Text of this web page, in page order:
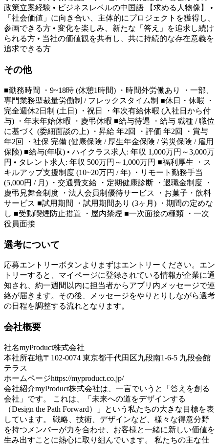
政策立案経験 • ビジネスレベルの中国語 【求める人物像】 •
「社会価値」に向き合い、主体的にプロジェクトを獲得し、
参画できる方 • 変化を楽しみ、新たな「答え」を追求し続け
られる方 • 当社の価値観を共有し、共に持続的な存在意義を
追求できる方
その他
■勤務時間 ・9~18時 (休憩1時間) ・時間外労働あり ・一部、
専門業務型裁量労働制 / フレックスタイム制 ■休日・休暇 ・
完全週休2日制 (土日) ・祝日 ・年次有給休暇 (入社日から付
与) ・年末年始休暇 ・慶弔休暇 ■給与待遇 ・給与 職種 / 職位
に基づく (委細面談の上) ・昇給 年2回 ・評価 年2回 ・賞与
年2回 ・社保 完備 (健康保険 / 厚生年金保険 / 労災保険 / 雇用
保険) ■給与(年収) • ハイクラス求人: 年収 1,000万円～3,000万
円 • タレント求人: 年収 500万円～1,000万円 ■福利厚生 ・ス
キルアップ支援制度 (10~20万円 / 年) ・リモート勤務手当
(5,000円 / 月) ・交通費支給 ・定期健康診断 ・退職金制度 ・
慶弔見舞金制度 ・法人会員制優待サービス ・お菓子・飲料
サービス ■試用期間 ・試用期間あり (3ヶ月) ・期間の定めな
し ■受動喫煙防止措置 ・屋内禁煙 ■一次面接の種類 ・一次
役員面接
選考について
応募エントリーボタンよりまずはエントリーください。エン
トリーすると、マイページに登録されている情報が企業に通
知され、約一週間以内に担当者からアプリ内メッセージで連
絡が届きます。その後、メッセージをやりとりしながら選考
の日程を調整する流れとなります。
会社概要
社名myProduct株式会社
本社所在地〒102-0074 東京都千代田区九段南1-6-5 九段会館
テラス
ホームページhttps://myproduct.co.jp/
会社紹介myProduct株式会社は、一言でいうと「答えを創る
会社」です。 これは、「未来への道をデザインする
（Design the Path Forward）」という私たちの大きな目標を表
しています。 戦略、技術、デザインなど、様々な得意分野
を持つメンバーが力を合わせ、お客様と一緒に新しい価値を
生み出すことに熱心に取り組んでいます。 私たちの主な仕